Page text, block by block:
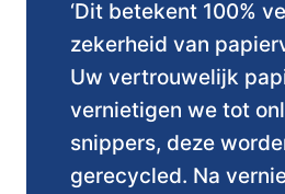
‘Dit betekent 100%
zekerheid van
Uw vertrouwelijk
vernietigen we tot
snippers, deze
gerecycled. Na